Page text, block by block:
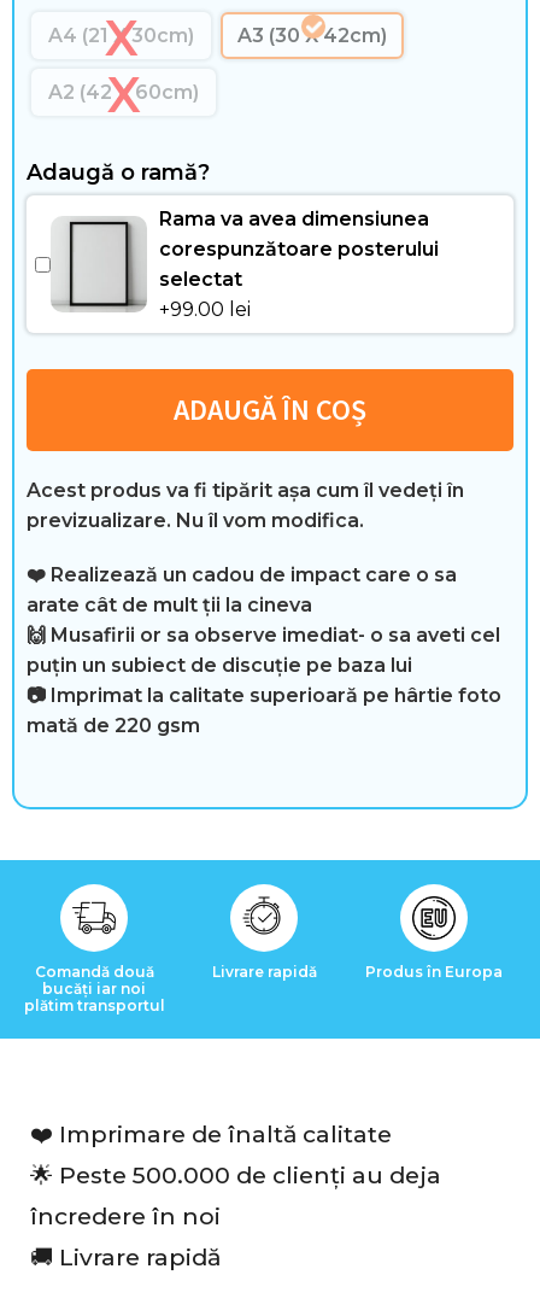
e
s
r
i
a
s
ă
ș
i
t
m
l
i
b
e
R
e
A4 (21 X 30cm) A3 (30 X 42cm)
A2 (42 X 60cm)
Adaugă o ramă?
Rama va avea dimensiunea
corespunzătoare posterului
selectat
+99.00 lei
ADAUGĂ ÎN COȘ
Acest produs va fi tipărit așa cum îl vedeți în
previzualizare. Nu îl vom modifica.
❤️ Realizează un cadou de impact care o sa
arate cât de mult ții la cineva
🙌 Musafirii or sa observe imediat- o sa aveti cel
puțin un subiect de discuție pe baza lui
📷 Imprimat la calitate superioară pe hârtie foto
mată de 220 gsm
Comandă două
bucăți iar noi
plătim transportul
Livrare rapidă Produs în Europa
❤️ Imprimare de înaltă calitate
🌟 Peste 500.000 de clienți au deja
încredere în noi
🚚 Livrare rapidă